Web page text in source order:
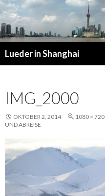
Lueder in Shanghai
IMG_2000
OKTOBER 2, 2014 1080 × 720
UND ABREISE